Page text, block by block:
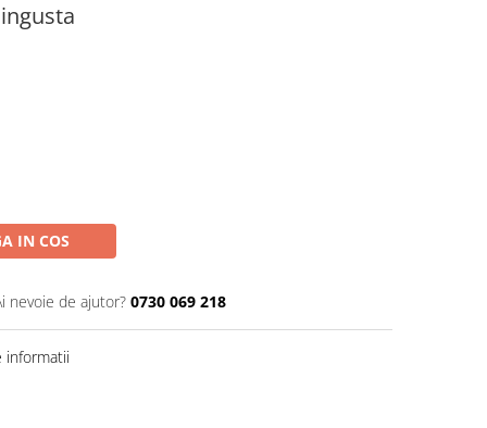
IN COS
nevoie de ajutor? 0730 069 218
informatii